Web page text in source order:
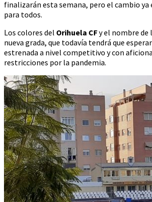
finalizarán esta semana, pero el cambio ya
para todos.
Los colores del Orihuela CFy el nombre de
nueva grada, que todavía tendrá que
estrenada a nivel competitivo y con
restricciones por la pandemia.